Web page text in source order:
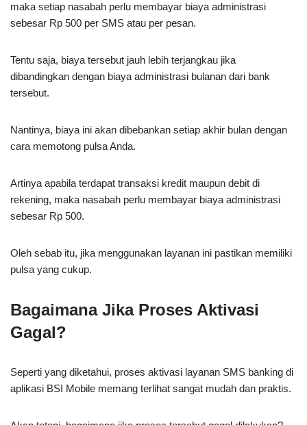
maka setiap nasabah perlu membayar biaya administrasi
sebesar Rp 500 per SMS atau per pesan.
Tentu saja, biaya tersebut jauh lebih terjangkau jika
dibandingkan dengan biaya administrasi bulanan dari bank
tersebut.
Nantinya, biaya ini akan dibebankan setiap akhir bulan dengan
cara memotong pulsa Anda.
Artinya apabila terdapat transaksi kredit maupun debit di
rekening, maka nasabah perlu membayar biaya administrasi
sebesar Rp 500.
Oleh sebab itu, jika menggunakan layanan ini pastikan memiliki
pulsa yang cukup.
Bagaimana Jika Proses Aktivasi
Gagal?
Seperti yang diketahui, proses aktivasi layanan SMS banking di
aplikasi BSI Mobile memang terlihat sangat mudah dan praktis.